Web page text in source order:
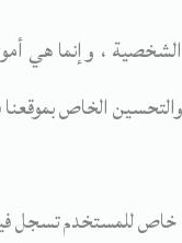
، وإنما هي
الخاص
للمستخدم تسجل